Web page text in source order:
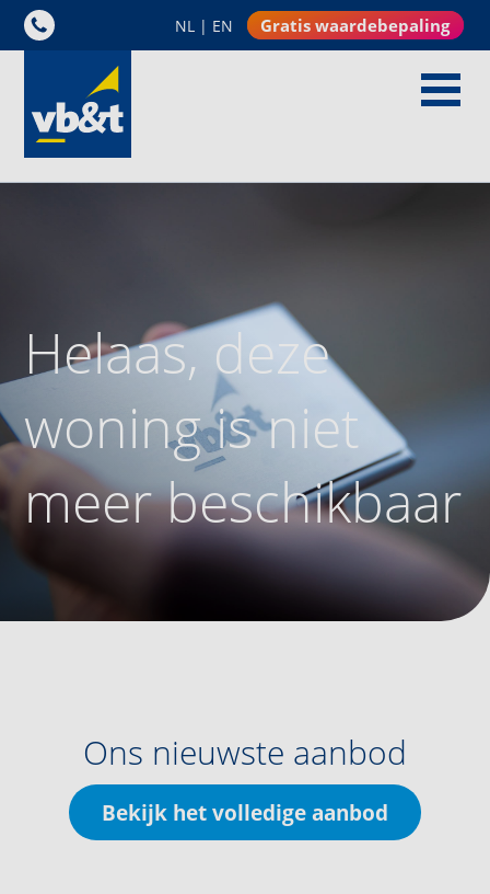
NL | EN Gratis waardebepaling
Helaas, deze
woning is niet
meer beschikbaar
Ons nieuwste aanbod
Bekijk het volledige aanbod